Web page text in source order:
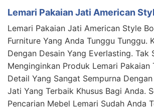
Lemari Pakaian Jati American
Lemari Pakaian Jati American Style
Furniture Yang Anda Tunggu Tunggu.
Dengan Desain Yang Everlasting. Tak
Menginginkan Produk Lemari Pakaian
Detail Yang Sangat Sempurna
Jati Yang Terbaik Khusus Bagi Anda.
Pencarian Mebel Lemari Sudah Anda